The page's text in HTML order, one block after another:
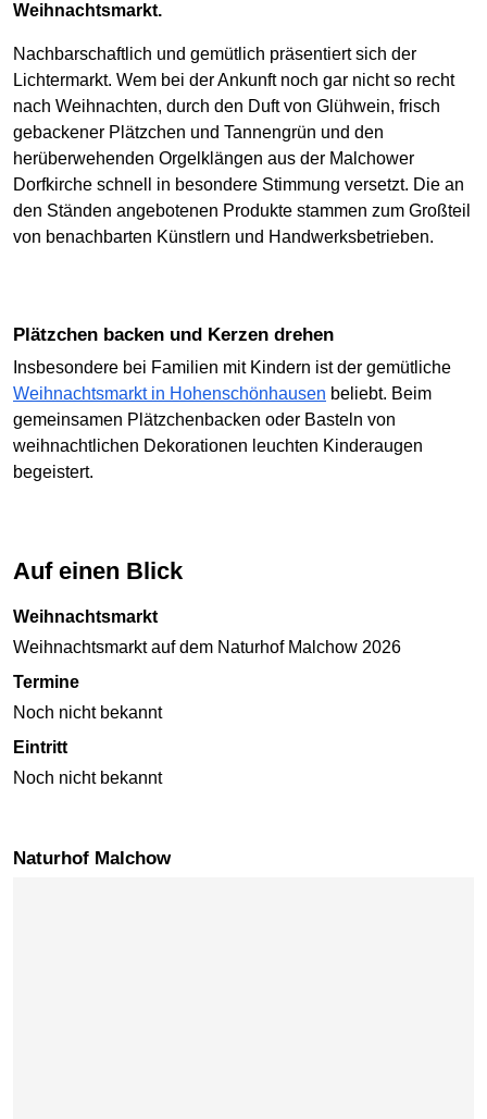
Weihnachtsmarkt.
Nachbarschaftlich und gemütlich präsentiert sich der
Lichtermarkt. Wem bei der Ankunft noch gar nicht so recht
nach Weihnachten, durch den Duft von Glühwein, frisch
gebackener Plätzchen und Tannengrün und den
herüberwehenden Orgelklängen aus der Malchower
Dorfkirche schnell in besondere Stimmung versetzt. Die an
den Ständen angebotenen Produkte stammen zum Großteil
von benachbarten Künstlern und Handwerksbetrieben.
Plätzchen backen und Kerzen drehen
Insbesondere bei Familien mit Kindern ist der gemütliche
Weihnachtsmarkt in Hohenschönhausen beliebt. Beim
gemeinsamen Plätzchenbacken oder Basteln von
weihnachtlichen Dekorationen leuchten Kinderaugen
begeistert.
Auf einen Blick
Weihnachtsmarkt
Weihnachtsmarkt auf dem Naturhof Malchow 2026
Termine
Noch nicht bekannt
Eintritt
Noch nicht bekannt
Naturhof Malchow